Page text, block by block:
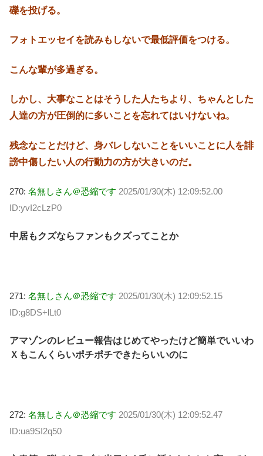
礫を投げる。
フォトエッセイを読みもしないで最低評価をつける。
こんな輩が多過ぎる。
しかし、大事なことはそうした人たちより、ちゃんとした
人達の方が圧倒的に多いことを忘れてはいけないね。
残念なことだけど、身バレしないことをいいことに人を誹
謗中傷したい人の行動力の方が大きいのだ。
270: 名無しさん＠恐縮です 2025/01/30(木) 12:09:52.00
ID:yvI2cLzP0
中居もクズならファンもクズってことか
271: 名無しさん＠恐縮です 2025/01/30(木) 12:09:52.15
ID:g8DS+lLt0
アマゾンのレビュー報告はじめてやったけど簡単でいいわ
Ｘもこんくらいポチポチできたらいいのに
272: 名無しさん＠恐縮です 2025/01/30(木) 12:09:52.47
ID:ua9SI2q50